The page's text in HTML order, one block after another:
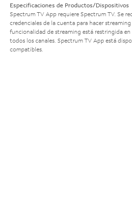
Especificaciones de Productos/Dispositivos
Spectrum TV App requiere Spectrum TV. Se
credenciales de la cuenta para hacer
funcionalidad de streaming está restringida
todos los canales. Spectrum TV App está
compatibles.